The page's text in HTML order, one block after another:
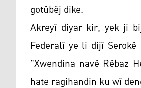
gotûbêj dike.
Akreyî diyar kir, yek ji
Federalî ye li dijî
"Xwendina navê Rêbaz
hate ragihandin ku wî